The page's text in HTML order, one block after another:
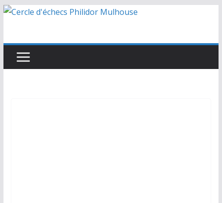
Passer